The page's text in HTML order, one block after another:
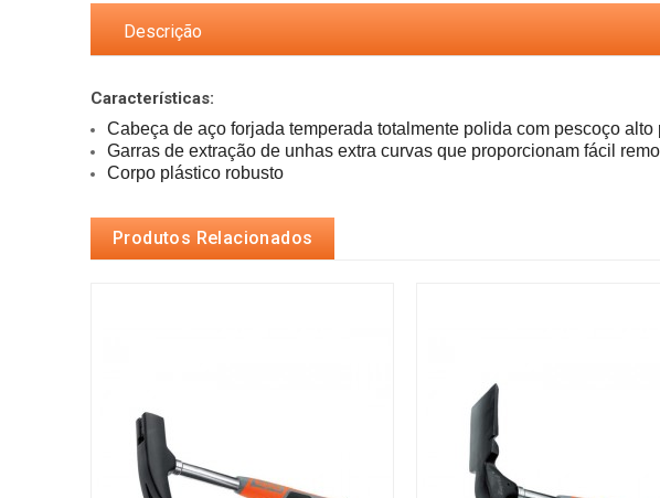
Descrição
Características:
Cabeça de aço forjada temperada totalmente polida com pescoço
Garras de extração de unhas extra curvas que proporcionam fácil
Corpo plástico robusto
Produtos Relacionados